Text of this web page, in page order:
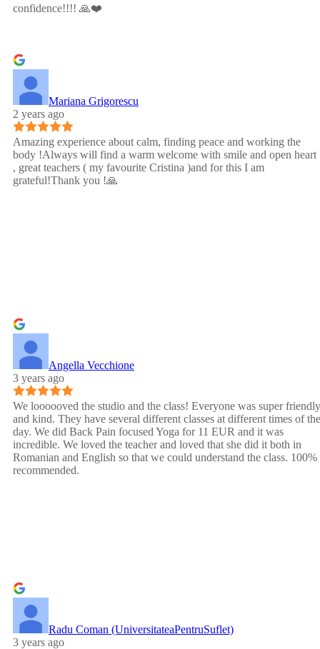
confidence!!!! 🙏❤️
Mariana Grigorescu
2 years ago
Amazing experience about calm, finding peace and working the
body !Always will find a warm welcome with smile and open heart
, great teachers ( my favourite Cristina )and for this I am
grateful!Thank you !🙏
Angella Vecchione
3 years ago
We loooooved the studio and the class! Everyone was super friendly
and kind. They have several different classes at different times of the
day. We did Back Pain focused Yoga for 11 EUR and it was
incredible. We loved the teacher and loved that she did it both in
Romanian and English so that we could understand the class. 100%
recommended.
Radu Coman (UniversitateaPentruSuflet)
3 years ago